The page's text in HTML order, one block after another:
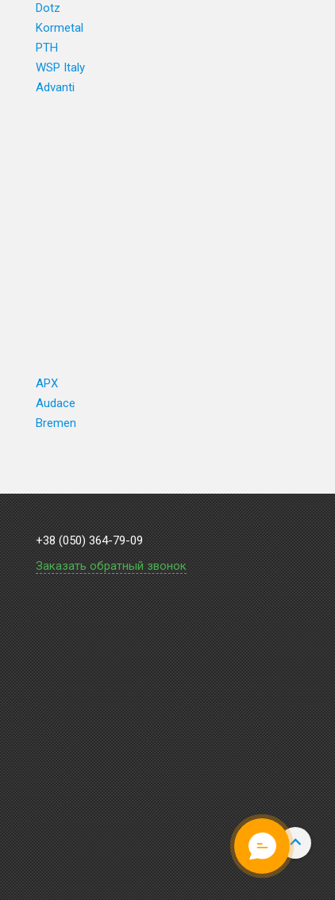
Dotz
Kormetal
PTH
WSP Italy
Advanti
APX
Audace
Bremen
+38 (050) 364-79-09
Заказать обратный звонок